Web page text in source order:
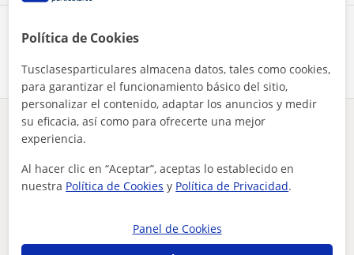
Comparte a este profesor
¿Hay algún error en este perfil? Cuéntanos
Tus clases particulares Audición y Lenguaje Madrid
Algete
sou maestro de audicion y lenguaje y me apasionan los niños ...
Otros profesores de Audición y Lenguaje
en Algete que pueden interesarte
Política de Cookies
Tusclasesparticulares almacena datos, tales como cookies,
para garantizar el funcionamiento básico del sitio,
personalizar el contenido, adaptar los anuncios y medir
su eficacia, así como para ofrecerte una mejor
experiencia.
Al hacer clic en “Aceptar”, aceptas lo establecido en
nuestra Política de Cookies y Política de Privacidad.
Panel de Cookies